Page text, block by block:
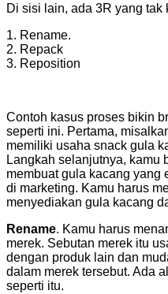
Di sisi lain, ada 3R yang tak
1. Rename.
2. Repack
3. Reposition
Contoh kasus proses bikin
seperti ini. Pertama,
memiliki usaha snack gula
Langkah selanjutnya, kamu
membuat gula kacang yang
di marketing. Kamu harus
menyediakan gula kacang
Rename. Kamu harus
merek. Sebutan merek itu
dengan produk lain dan
dalam merek tersebut. Ada
seperti itu.